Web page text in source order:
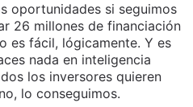
oportunidades si seguimos
26 millones de financiación
es fácil, lógicamente. Y es
nada en inteligencia
los inversores quieren
lo conseguimos.